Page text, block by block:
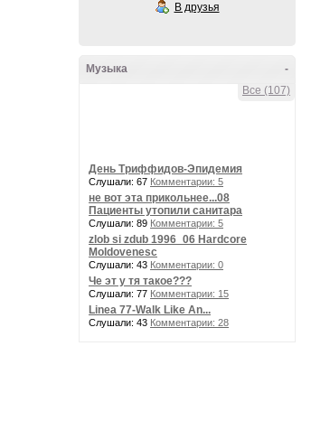
В друзья
-
Музыка
Все (107)
День Триффидов-Эпидемия
Слушали: 67 Комментарии: 5
не вот эта прикольнее...08
Пациенты утопили санитара
Слушали: 89 Комментарии: 5
zlob si zdub 1996_06 Hardcore
Moldovenesc
Слушали: 43 Комментарии: 0
Че эт у тя такое???
Слушали: 77 Комментарии: 15
Linea 77-Walk Like An...
Слушали: 43 Комментарии: 28